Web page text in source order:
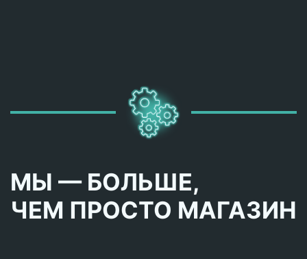
МЫ — БОЛЬШЕ,
ЧЕМ ПРОСТО МАГАЗИН